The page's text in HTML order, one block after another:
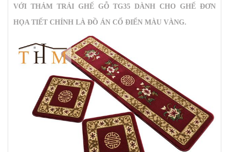
VỚI THẢM TRẢI GHẾ GỖ TG35DÀNH CHO GHẾ ĐƠN
HỌA TIẾT CHÍNH LÀ ĐỒ ÁN CỔ ĐIỂN MÀU VÀNG.